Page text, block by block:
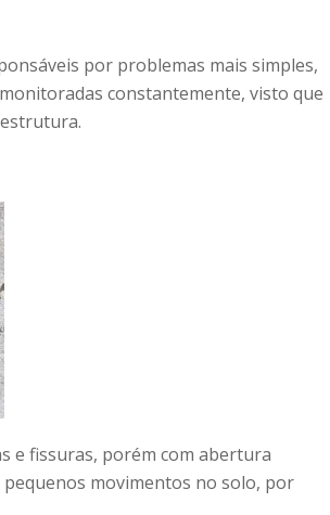
por problemas mais simples,
constantemente, visto que
e fissuras, porém com abertura
movimentos no solo, por